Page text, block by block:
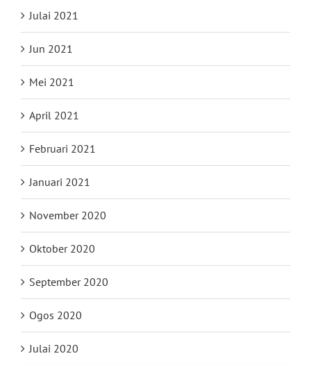
Julai 2021
Jun 2021
Mei 2021
April 2021
Februari 2021
Januari 2021
November 2020
Oktober 2020
September 2020
Ogos 2020
Julai 2020